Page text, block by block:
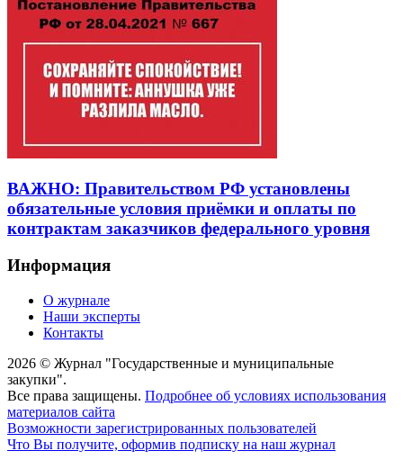
ВАЖНО: Правительством РФ установлены
обязательные условия приёмки и оплаты по
контрактам заказчиков федерального уровня
Информация
О журнале
Наши эксперты
Контакты
2026 © Журнал "Государственные и муниципальные
закупки".
Все права защищены. Подробнее об условиях использования
материалов сайта
Возможности зарегистрированных пользователей
Что Вы получите, оформив подписку на наш журнал